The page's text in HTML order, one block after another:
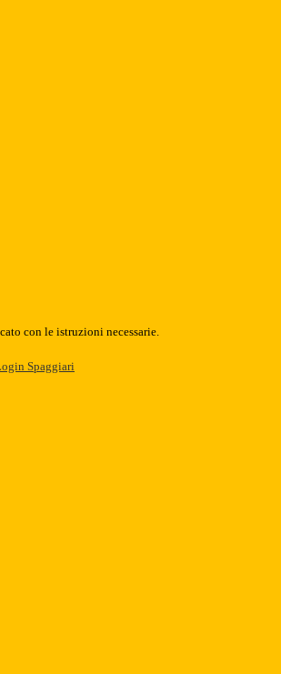
con le istruzioni necessarie.
Spaggiari